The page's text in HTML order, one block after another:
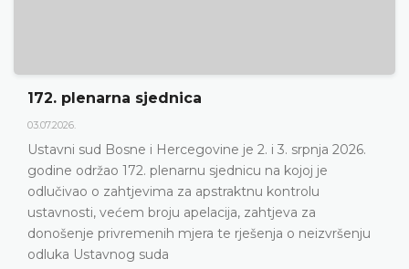
Dnevni red 172. plenarne sjednice
23.06.2026.
Ustavni sud Bosne i Hercegovine održat će 172.
plenarnu sjednicu 2. i 3. srpnja 2026. godine
DETALJNIJE